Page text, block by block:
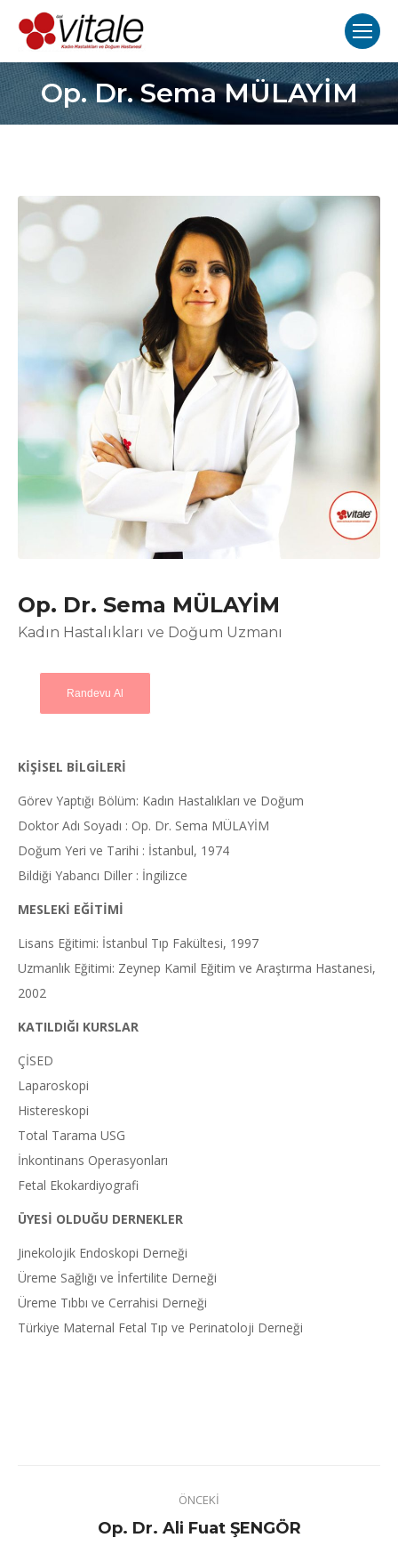
Op. Dr. Sema MÜLAYİM
Op. Dr. Sema MÜLAYİM
Kadın Hastalıkları ve Doğum Uzmanı
Randevu Al
KİŞİSEL BİLGİLERİ
Görev Yaptığı Bölüm: Kadın Hastalıkları ve Doğum
Doktor Adı Soyadı : Op. Dr. Sema MÜLAYİM
Doğum Yeri ve Tarihi : İstanbul, 1974
Bildiği Yabancı Diller : İngilizce
MESLEKİ EĞİTİMİ
Lisans Eğitimi: İstanbul Tıp Fakültesi, 1997
Uzmanlık Eğitimi: Zeynep Kamil Eğitim ve Araştırma Hastanesi,
2002
KATILDIĞI KURSLAR
ÇİSED
Laparoskopi
Histereskopi
Total Tarama USG
İnkontinans Operasyonları
Fetal Ekokardiyografi
ÜYESİ OLDUĞU DERNEKLER
Jinekolojik Endoskopi Derneği
Üreme Sağlığı ve İnfertilite Derneği
Üreme Tıbbı ve Cerrahisi Derneği
Türkiye Maternal Fetal Tıp ve Perinatoloji Derneği
ÖNCEKI
Previous
Op. Dr. Ali Fuat ŞENGÖR